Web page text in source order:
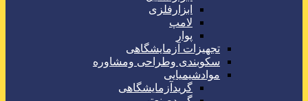
ابزارفلزی
لامپ
پوار
تجهیزات آزمایشگاهی
سکوبندی وطراحی ومشاوره
موادشیمیایی
گریدآزمایشگاهی